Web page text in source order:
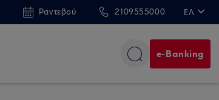
Ραντεβού 2109555000 ΕΛ
e-Banking